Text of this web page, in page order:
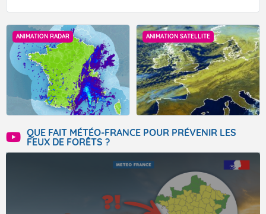
ANIMATION RADAR ANIMATION SATELLITE
QUE FAIT MÉTÉO-FRANCE POUR PRÉVENIR LES
FEUX DE FORÊTS ?